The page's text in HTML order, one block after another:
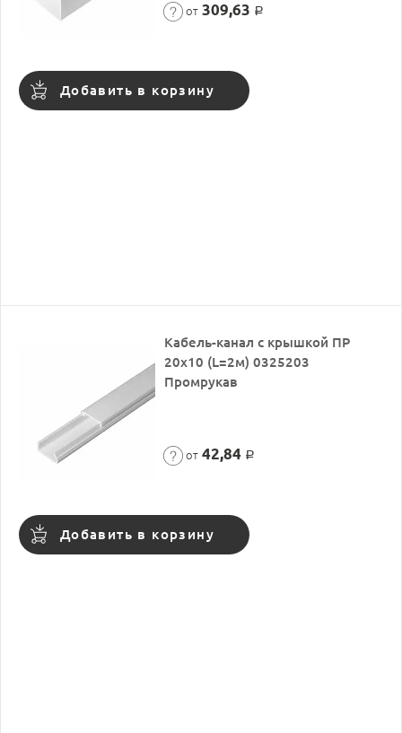
от 309,63 Р
Добавить в корзину
Кабель-канал с крышкой ПР
20х10 (L=2м) 0325203
Промрукав
от 42,84 Р
Добавить в корзину